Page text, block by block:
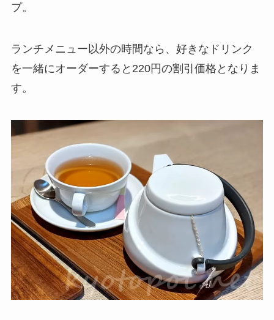
プ。
ランチメニュー以外の時間なら、好きなドリンク
を一緒にオーダーすると 220円の割引価格となりま
す。